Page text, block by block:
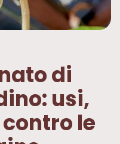
di
usi,
le